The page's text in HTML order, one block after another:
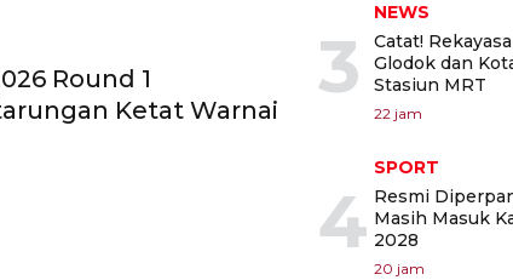
Round 1
Ketat Warnai
3
NEWS
Catat!
Glodok dan
Stasiun MRT
22 jam
4
SPORT
Resmi
Masih Masuk
2028
20 jam